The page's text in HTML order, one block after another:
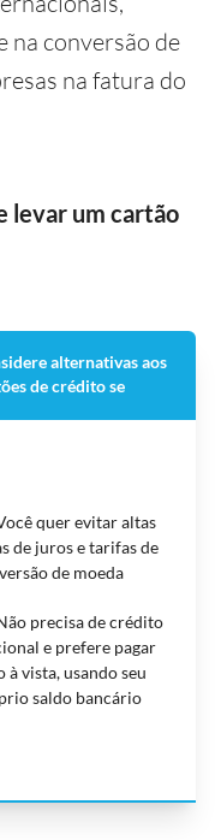
na conversão de
na fatura do
levar um cartão
alternativas aos
de crédito se
quer evitar altas
de juros e tarifas de
de moeda
precisa de crédito
e prefere pagar
à vista, usando seu
saldo bancário